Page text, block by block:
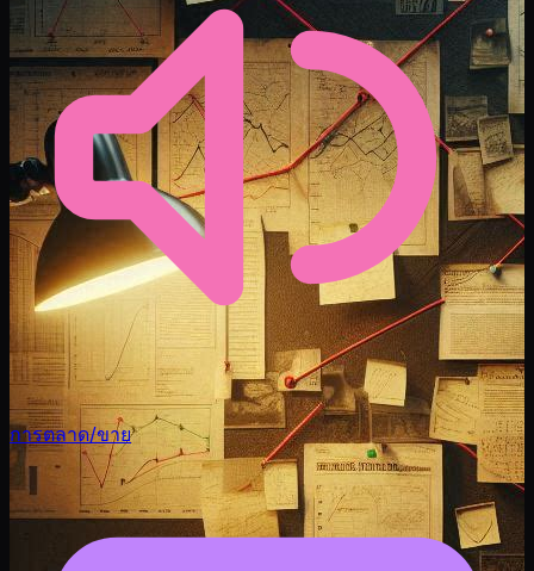
การตลาด/ขาย